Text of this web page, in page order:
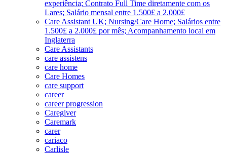
experiência; Contrato Full Time diretamente com os
Lares; Salário mensal entre 1.500£ a 2.000£
Care Assistant UK; Nursing/Care Home; Salários entre
1.500£ a 2.000£ por mês; Acompanhamento local em
Inglaterra
Care Assistants
care assistens
care home
Care Homes
care support
career
career progression
Caregiver
Caremark
carer
cariaco
Carlisle